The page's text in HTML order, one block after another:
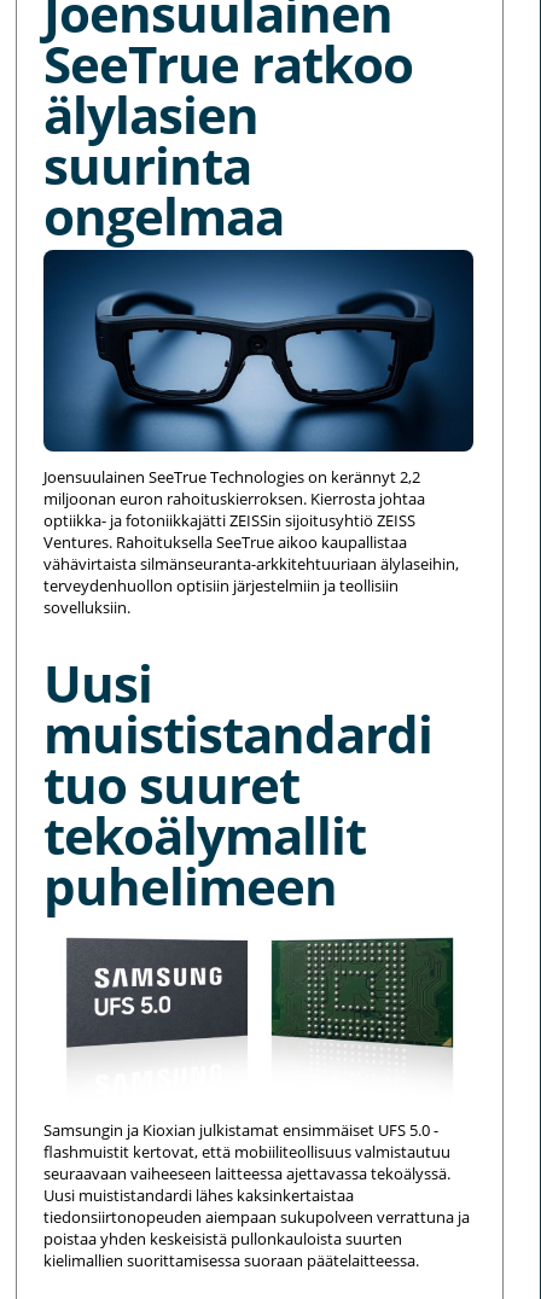
SeeTrue ratkoo
älylasien
suurinta
ongelmaa
Joensuulainen SeeTrue Technologies on kerännyt 2,2
miljoonan euron rahoituskierroksen. Kierrosta johtaa
optiikka- ja fotoniikkajätti ZEISSin sijoitusyhtiö ZEISS
Ventures. Rahoituksella SeeTrue aikoo kaupallistaa
vähävirtaista silmänseuranta-arkkitehtuuriaan älylaseihin,
terveydenhuollon optisiin järjestelmiin ja teollisiin
sovelluksiin.
Uusi
muististandardi
tuo suuret
tekoälymallit
puhelimeen
Samsungin ja Kioxian julkistamat ensimmäiset UFS 5.0 -
flashmuistit kertovat, että mobiiliteollisuus valmistautuu
seuraavaan vaiheeseen laitteessa ajettavassa tekoälyssä.
Uusi muististandardi lähes kaksinkertaistaa
tiedonsiirtonopeuden aiempaan sukupolveen verrattuna ja
poistaa yhden keskeisistä pullonkauloista suurten
kielimallien suorittamisessa suoraan päätelaitteessa.